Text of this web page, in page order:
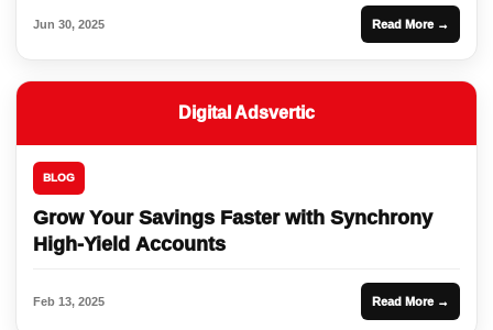
Jun 30, 2025 Read More →
Digital Adsvertic
BLOG
Grow Your Savings Faster with Synchrony
High-Yield Accounts
Feb 13, 2025 Read More →